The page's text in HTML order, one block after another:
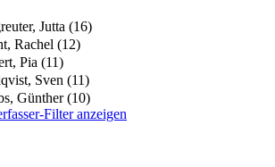
Jutta (16)
Rachel (12)
Pia (11)
Sven (11)
Günther (10)
Filter anzeigen